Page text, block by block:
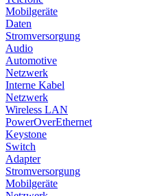
Mobilgeräte
Daten
Stromversorgung
Audio
Automotive
Netzwerk
Interne Kabel
Netzwerk
Wireless LAN
PowerOverEthernet
Keystone
Switch
Adapter
Stromversorgung
Mobilgeräte